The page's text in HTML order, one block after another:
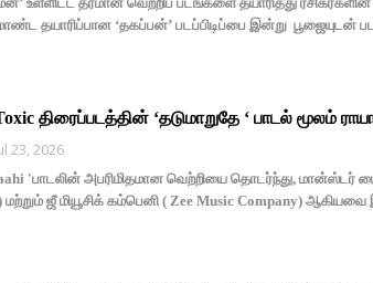
தயாரிப்பான ‘தகப்பன்’ படப்பிடிப்பை இன்று பூஜையுடன்
திரைப்படத்தின் ‘தடுமாறுதே ‘ பாடல் மூலம்
23, 2026
'பாடலின் அபரிமிதமான வெற்றியை தொடர்ந்து, மான்ஸ்டர்
மற்றும் ஜீ மியூசிக் கம்பெனி ( Zee Music Company)